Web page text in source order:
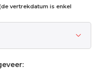
vertrekdatum is enkel